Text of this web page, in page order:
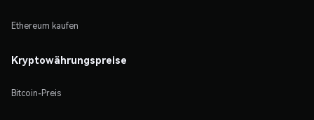
Ethereum kaufen
Kryptowährungspreise
Bitcoin-Preis